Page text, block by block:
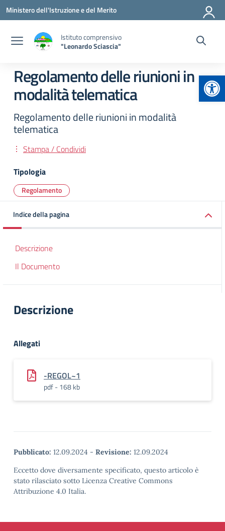
Vai ai contenuti
Vai al menu di navigazione
Vai al footer
Ministero dell'Istruzione e del Merito
Istituto comprensivo
"Leonardo Sciascia"
Regolamento delle riunioni in
modalità telematica
Regolamento delle riunioni in modalità
telematica
Stampa / Condividi
Tipologia
Regolamento
Indice della pagina
Descrizione
Il Documento
Descrizione
Allegati
-REGOL~1
pdf - 168 kb
Pubblicato: 12.09.2024 - Revisione: 12.09.2024
Eccetto dove diversamente specificato, questo articolo è
stato rilasciato sotto Licenza Creative Commons
Attribuzione 4.0 Italia.